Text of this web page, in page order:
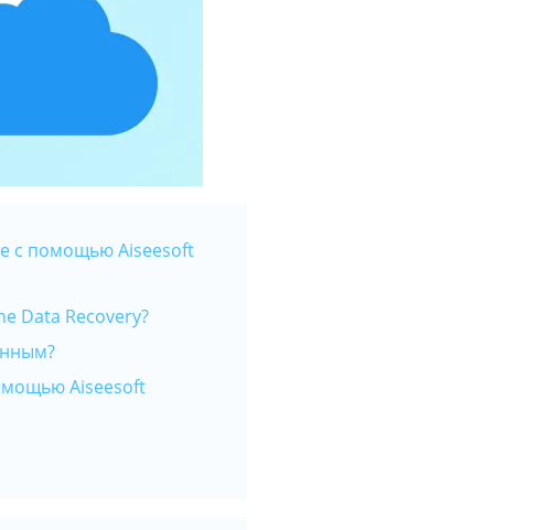
с помощью Aiseesoft
Data Recovery?
Aiseesoft